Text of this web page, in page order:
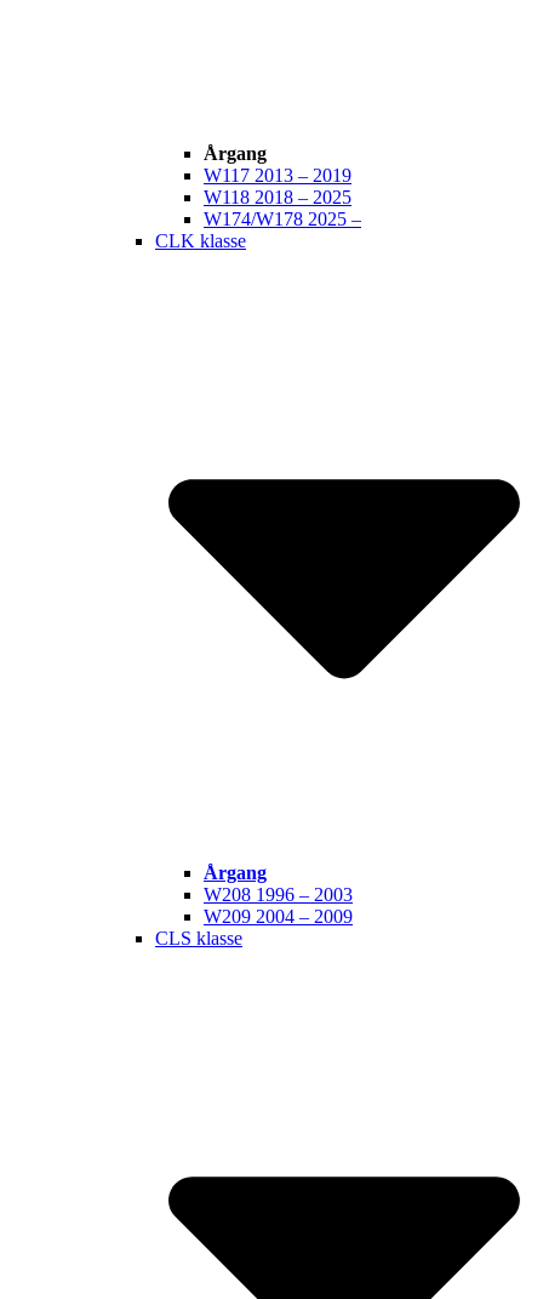
Årgang
W117 2013 – 2019
W118 2018 – 2025
W174/W178 2025 –
CLK klasse
Årgang
W208 1996 – 2003
W209 2004 – 2009
CLS klasse